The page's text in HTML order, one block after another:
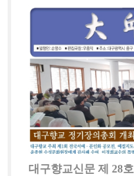
대구향교신문 제 28호